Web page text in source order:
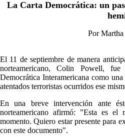
La Carta Democrática: un
Por
El 11 de septiembre de manera
norteamericano, Colin Powell,
Democrática Interamericana como
atentados terroristas ocurridos ese
En una breve intervención ante
norteamericano afirmó: "Esta es el
momento. Quiero estar presente para
con este documento".